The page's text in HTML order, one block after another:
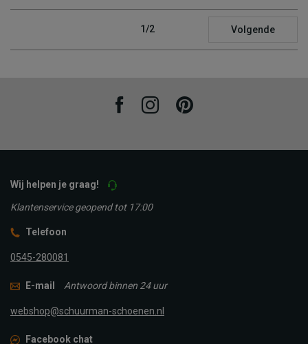
1/2 Volgende
FacebookInstagramPinterest
Wij helpen je graag!
Klantenservice geopend tot 17:00
Telefoon
0545-280081
E-mail Antwoord binnen 24 uur
webshop@schuurman-schoenen.nl
Facebook chat